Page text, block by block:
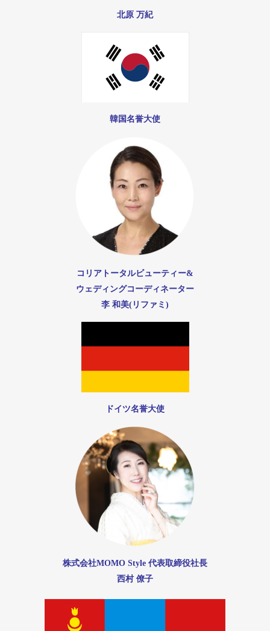
北原 万紀
韓国名誉大使
コリアトータルビューティー&
ウェディングコーディネーター
李 和美(リファミ)
ドイツ名誉大使
株式会社MOMO Style 代表取締役社長
西村 僚子